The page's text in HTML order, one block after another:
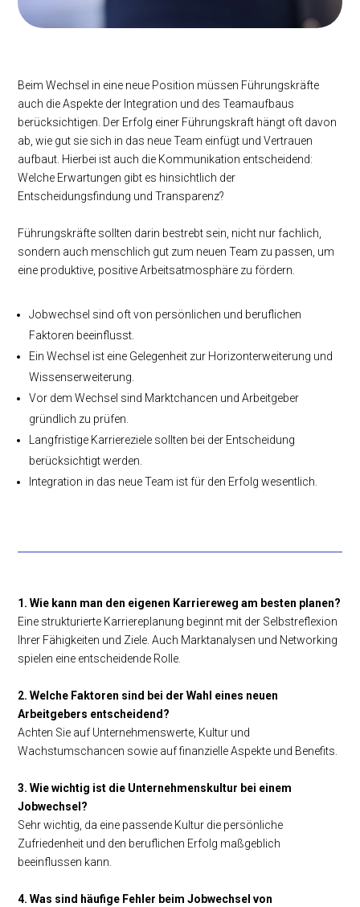
Beim Wechsel in eine neue Position müssen Führungskräfte
auch die Aspekte der Integration und des Teamaufbaus
berücksichtigen. Der Erfolg einer Führungskraft hängt oft davon
ab, wie gut sie sich in das neue Team einfügt und Vertrauen
aufbaut. Hierbei ist auch die Kommunikation entscheidend:
Welche Erwartungen gibt es hinsichtlich der
Entscheidungsfindung und Transparenz?
Führungskräfte sollten darin bestrebt sein, nicht nur fachlich,
sondern auch menschlich gut zum neuen Team zu passen, um
eine produktive, positive Arbeitsatmosphäre zu fördern.
Jobwechsel sind oft von persönlichen und beruflichen
Faktoren beeinflusst.
Ein Wechsel ist eine Gelegenheit zur Horizonterweiterung und
Wissenserweiterung.
Vor dem Wechsel sind Marktchancen und Arbeitgeber
gründlich zu prüfen.
Langfristige Karriereziele sollten bei der Entscheidung
berücksichtigt werden.
Integration in das neue Team ist für den Erfolg wesentlich.
1. Wie kann man den eigenen Karriereweg am besten planen?
Eine strukturierte Karriereplanung beginnt mit der Selbstreflexion
Ihrer Fähigkeiten und Ziele. Auch Marktanalysen und Networking
spielen eine entscheidende Rolle.
2. Welche Faktoren sind bei der Wahl eines neuen
Arbeitgebers entscheidend?
Achten Sie auf Unternehmenswerte, Kultur und
Wachstumschancen sowie auf finanzielle Aspekte und Benefits.
3. Wie wichtig ist die Unternehmenskultur bei einem
Jobwechsel?
Sehr wichtig, da eine passende Kultur die persönliche
Zufriedenheit und den beruflichen Erfolg maßgeblich
beeinflussen kann.
4. Was sind häufige Fehler beim Jobwechsel von